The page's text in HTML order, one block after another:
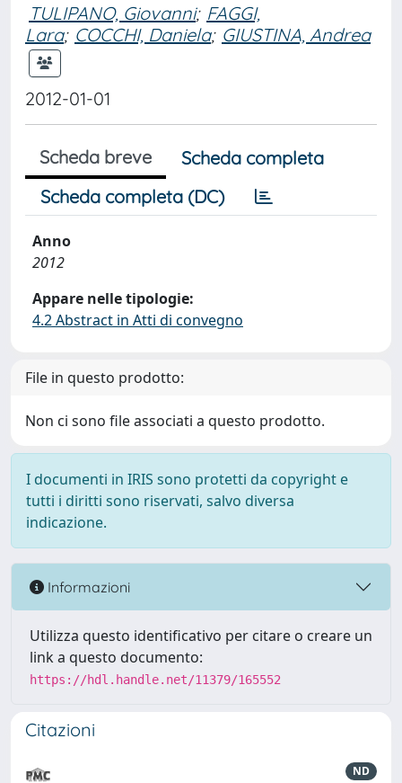
TULIPANO, Giovanni; FAGGI,
Lara; COCCHI, Daniela; GIUSTINA, Andrea
2012-01-01
Scheda breve
Scheda completa
Scheda completa (DC)
Anno
2012
Appare nelle tipologie:
4.2 Abstract in Atti di convegno
File in questo prodotto:
Non ci sono file associati a questo prodotto.
I documenti in IRIS sono protetti da copyright e
tutti i diritti sono riservati, salvo diversa
indicazione.
Informazioni
Utilizza questo identificativo per citare o creare un
link a questo documento:
https://hdl.handle.net/11379/165552
Citazioni
ND